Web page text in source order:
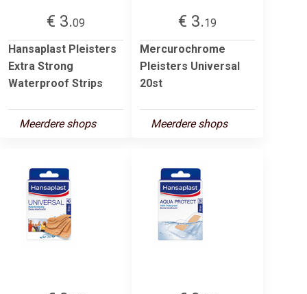
€ 3.09
Hansaplast Pleisters
Extra Strong
Waterproof Strips
Meerdere shops
€ 3.19
Mercurochrome
Pleisters Universal
20st
Meerdere shops